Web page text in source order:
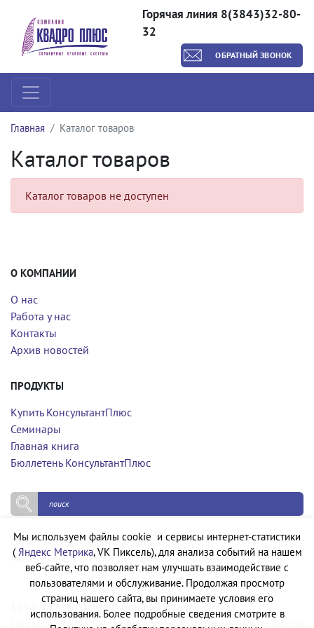
Горячая линия 8(3843)32-80-
32
ОБРАТНЫЙ ЗВОНОК
Главная Каталог товаров
Каталог товаров
Каталог товаров не доступен
О КОМПАНИИ
О нас
Работа у нас
Контакты
Архив новостей
ПРОДУКТЫ
Купить КонсультантПлюс
Семинары
Главная книга
Бюллетень КонсультантПлюс
Политика конфиденциальности
Политика обработки персональных данных
1994-2026 © ООО «Компания Квадро Плюс»
На сайте используются бесплатные изображения с ресурса
Мы используем файлы cookie и сервисы интернет-статистики
( Яндекс Метрика, VK Пиксель), для анализа событий на нашем
веб-сайте, что позволяет нам улучшать взаимодействие с
пользователями и обслуживание. Продолжая просмотр
страниц нашего сайта, вы принимаете условия его
использования. Более подробные сведения смотрите в